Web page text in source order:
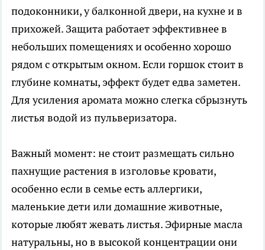
подоконники, у балконной двери, на кухне и в
прихожей. Защита работает эффективнее в
небольших помещениях и особенно хорошо
рядом с открытым окном. Если горшок стоит в
глубине комнаты, эффект будет едва заметен.
Для усиления аромата можно слегка сбрызнуть
листья водой из пульверизатора.
Важный момент: не стоит размещать сильно
пахнущие растения в изголовье кровати,
особенно если в семье есть аллергики,
маленькие дети или домашние животные,
которые любят жевать листья. Эфирные масла
натуральны, но в высокой концентрации они